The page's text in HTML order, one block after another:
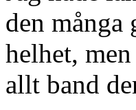
den många
helhet,
allt band